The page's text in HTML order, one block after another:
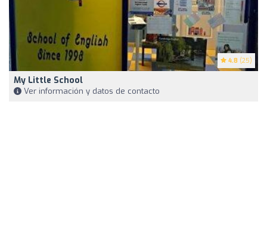
4.8 (25)
My Little School
Ver información y datos de contacto